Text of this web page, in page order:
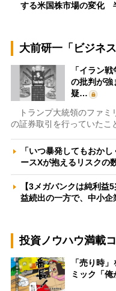
する米国株市場の変化
大前研一「ビジネ
「イラン
の批判が強
疑…
トランプ大統領のファミ
の証券取引を行っていたこ
「いつ暴発してもおか
ースXが抱えるリスクの
【3メガバンクは純利益
益続出の一方で、中小
投資ノウハウ満載
「売り時
ミック「俺